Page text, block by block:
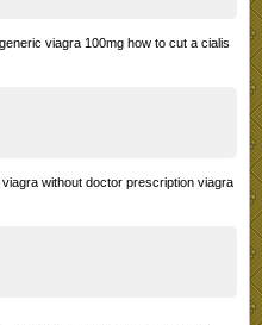
viagra 100mg how to cut a cialis
without doctor prescription viagra